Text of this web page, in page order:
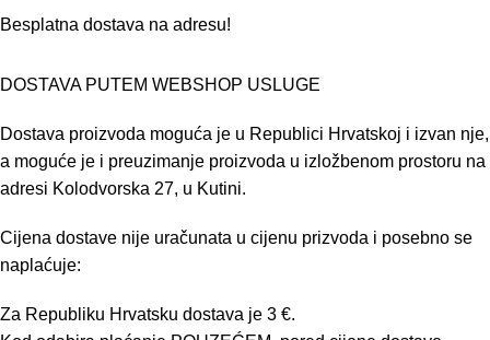
Besplatna dostava na adresu!
DOSTAVA PUTEM WEBSHOP USLUGE
Dostava proizvoda moguća je u Republici Hrvatskoj i izvan nje,
a moguće je i preuzimanje proizvoda u izložbenom prostoru na
adresi Kolodvorska 27, u Kutini.
Cijena dostave nije uračunata u cijenu prizvoda i posebno se
naplaćuje:
Za Republiku Hrvatsku dostava je 3 €.